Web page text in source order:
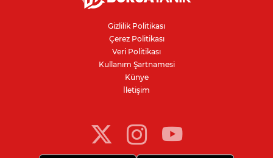
Karacabey Belediyespor'dan
Bursaspor'un gençlerine 5 yıllık imza
Kanser teşhisinde doğru görüntüleme
hayat kurtarıyor
Bursa'da parkta sıra dışı buluşma: Tilki,
Gizlilik Politikası
Çerez Politikası
Veri Politikası
Kullanım Şartnamesi
Künye
İletişim